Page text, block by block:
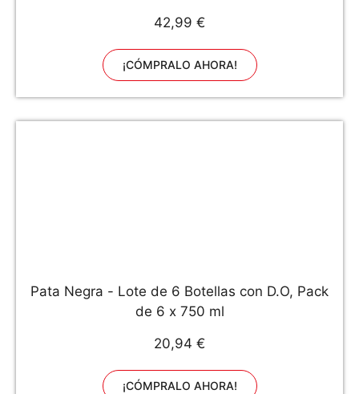
Aniversario Cumpleaños Navidad Reyes Magos
San Valentin Jordi Día de la Madre
42,99 €
¡CÓMPRALO AHORA!
Pata Negra - Lote de 6 Botellas con D.O, Pack
de 6 x 750 ml
20,94 €
¡CÓMPRALO AHORA!